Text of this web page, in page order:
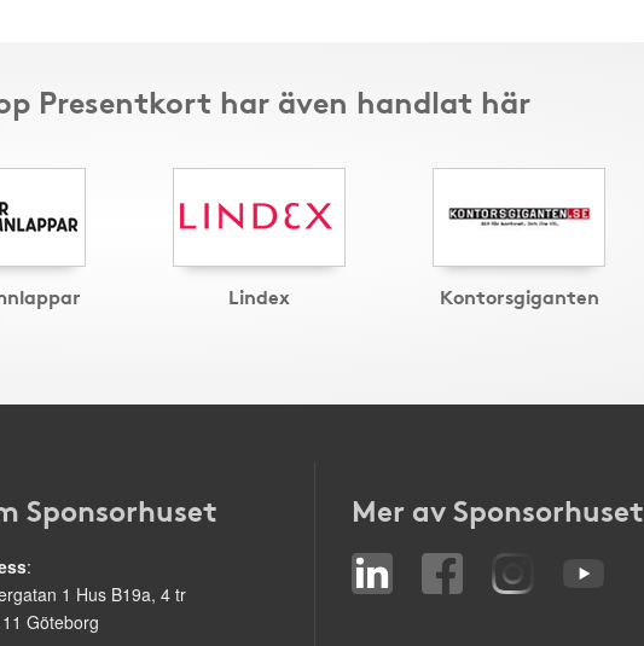
Presentkort har även handlat här
Lindex Kontorsgiganten
Sponsorhuset
:
1 Hus B19a, 4 tr
Göteborg
Mer av Sponsorhuset